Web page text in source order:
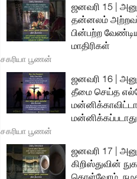
ஜனவரி 15 |
தன்னலம்
பின்பற்ற
மாதிரிகள்
சகரியா பூணன்
ஜனவரி 16 |
தீமை செய்த
மன்னிக்கப்படாது
சகரியா பூணன்
ஜனவரி 17 |
கிறிஸ்துவின்
கொள்வோம்,